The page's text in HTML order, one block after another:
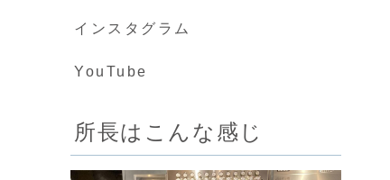
インスタグラム
YouTube
所長はこんな感じ